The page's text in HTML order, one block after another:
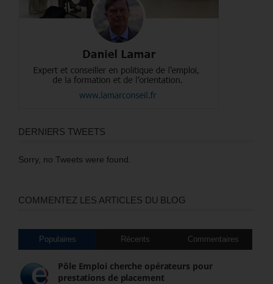
DERNIERS TWEETS
Sorry, no Tweets were found.
COMMENTEZ LES ARTICLES DU BLOG
Populaires Récents Commentaires
Pôle Emploi cherche opérateurs pour
prestations de placement